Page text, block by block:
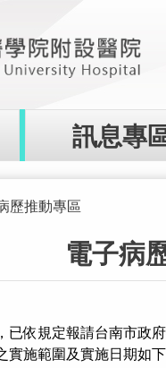
訊息專
歷推動專區
電子病
依規定報請台南市政府
施範圍及實施日期如下